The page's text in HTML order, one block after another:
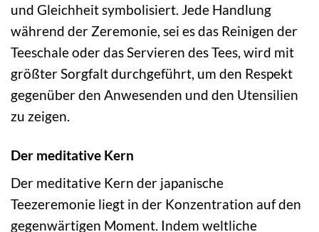
und Gleichheit symbolisiert. Jede Handlung
während der Zeremonie, sei es das Reinigen der
Teeschale oder das Servieren des Tees, wird mit
größter Sorgfalt durchgeführt, um den Respekt
gegenüber den Anwesenden und den Utensilien
zu zeigen.
Der meditative Kern
Der meditative Kern der japanische
Teezeremonie liegt in der Konzentration auf den
gegenwärtigen Moment. Indem weltliche